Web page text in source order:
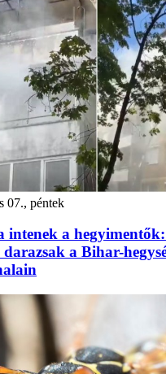
07., péntek
intenek a
a Bihar-